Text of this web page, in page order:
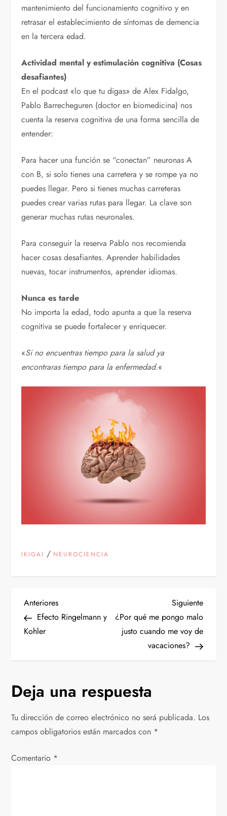
mantenimiento del funcionamiento cognitivo y en
retrasar el establecimiento de síntomas de demencia
en la tercera edad.
Actividad mental y estimulación cognitiva (Cosas
desafiantes)
En el podcast «lo que tu digas» de Alex Fidalgo,
Pablo Barrecheguren (doctor en biomedicina) nos
cuenta la reserva cognitiva de una forma sencilla de
entender:
Para hacer una función se “conectan” neuronas A
con B, si solo tienes una carretera y se rompe ya no
puedes llegar. Pero si tienes muchas carreteras
puedes crear varias rutas para llegar. La clave son
generar muchas rutas neuronales.
Para conseguir la reserva Pablo nos recomienda
hacer cosas desafiantes. Aprender habilidades
nuevas, tocar instrumentos, aprender idiomas.
Nunca es tarde
No importa la edad, todo apunta a que la reserva
cognitiva se puede fortalecer y enriquecer.
«Si no encuentras tiempo para la salud ya
encontraras tiempo para la enfermedad.«
IKIGAI / NEUROCIENCIA
N
a
e
g
a
c
Entrada
anterior
Anteriores
Efecto Ringelmann y
Kohler
Siguiente
¿Por qué me pongo malo
justo cuando me voy de
vacaciones?
Deja una respuesta
Tu dirección de correo electrónico no será publicada. Los
campos obligatorios están marcados con *
Comentario *